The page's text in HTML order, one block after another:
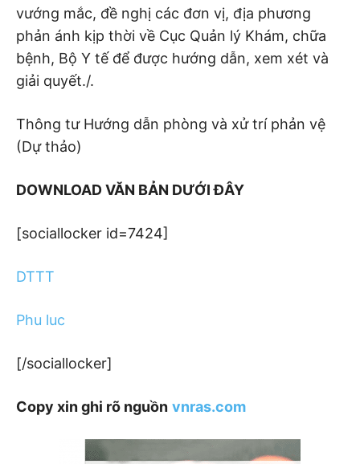
vướng mắc, đề nghị các đơn vị, địa phương
phản ánh kịp thời về Cục Quản lý Khám, chữa
bệnh, Bộ Y tế để được hướng dẫn, xem xét và
giải quyết./.
Thông tư Hướng dẫn phòng và xử trí phản vệ
(Dự thảo)
DOWNLOAD VĂN BẢN DƯỚI ĐÂY
[sociallocker id=7424]
DTTT
Phu luc
[/sociallocker]
Copy xin ghi rõ nguồn vnras.com